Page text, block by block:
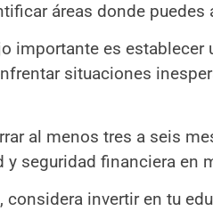
áreas donde puedes
importante es
situaciones
al menos tres a seis
y seguridad financiera en
considera invertir en tu